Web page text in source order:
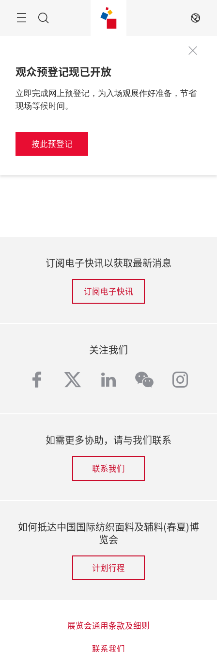
ZH
观众预登记现已开放
立即完成网上预登记，为入场观展作好准备，节省
现场等候时间。
按此预登记
订阅电子快讯以获取最新消息
订阅电子快讯
关注我们
facebook
twitterlinkedinwechat
如需更多协助，请与我们联系
联系我们
如何抵达中国国际纺织面料及辅料(春夏)博
览会
计划行程
展览会通用条款及细则
联系我们